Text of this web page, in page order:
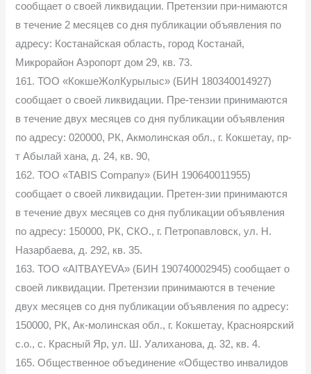
сообщает о своей ликвидации. Претензии при-нимаются
в течение 2 месяцев со дня публикации объявления по
адресу: Костанайская область, город Костанай,
Микрорайон Аэропорт дом 29, кв. 73.
161. ТОО «КокшеЖолКурылыс» (БИН 180340014927)
сообщает о своей ликвидации. Пре-тензии принимаются
в течение двух месяцев со дня публикации объявления
по адресу: 020000, РК, Акмолинская обл., г. Кокшетау, пр-
т Абылай хана, д. 24, кв. 90,
162. ТОО «TABIS Company» (БИН 190640011955)
сообщает о своей ликвидации. Претен-зии принимаются
в течение двух месяцев со дня публикации объявления
по адресу: 150000, РК, СКО., г. Петропавловск, ул. Н.
Назарбаева, д. 292, кв. 35.
163. ТОО «AITBAYEVA» (БИН 190740002945) сообщает о
своей ликвидации. Претензии принимаются в течение
двух месяцев со дня публикации объявления по адресу:
150000, РК, Ак-молинская обл., г. Кокшетау, Красноярский
с.о., с. Красный Яр, ул. Ш. Уалиханова, д. 32, кв. 4.
165. Общественное объединение «Общество инвалидов